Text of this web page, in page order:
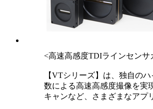
<高速高感度TDIラインセン
【VTシリーズ】は、独自の
数による高速高感度撮像を実
キャンなど、さまざまなアプ